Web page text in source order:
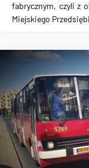
fabrycznym, czyli z
Miejskiego